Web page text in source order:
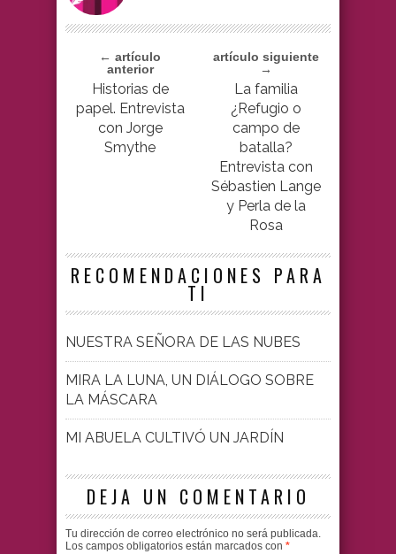
← artículo
anterior
Historias de
papel. Entrevista
con Jorge
Smythe
artículo siguiente
→
La familia
¿Refugio o
campo de
batalla?
Entrevista con
Sébastien Lange
y Perla de la
Rosa
RECOMENDACIONES PARA
TI
NUESTRA SEÑORA DE LAS NUBES
MIRA LA LUNA, UN DIÁLOGO SOBRE
LA MÁSCARA
MI ABUELA CULTIVÓ UN JARDÍN
DEJA UN COMENTARIO
Tu dirección de correo electrónico no será publicada.
Los campos obligatorios están marcados con *